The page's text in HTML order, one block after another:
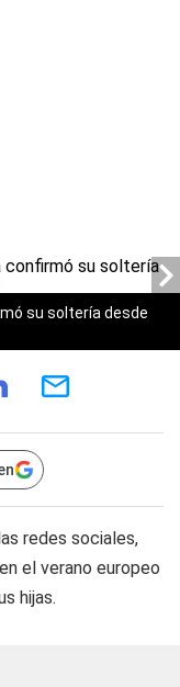
su soltería desde
redes sociales,
el verano europeo
hijas.